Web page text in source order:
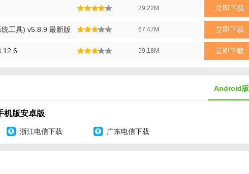
29.22M 立即下载
工具) v5.8.9 最新版 67.47M 立即下载
59.18M 立即下载
Android版
机版安卓版
浙江电信下载 广东电信下载